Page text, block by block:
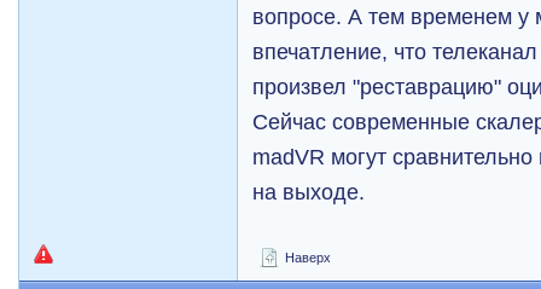
вопросе. А тем временем у
впечатление, что
произвел "реставрацию"
Сейчас современные
madVR могут
на выходе.
Наверх